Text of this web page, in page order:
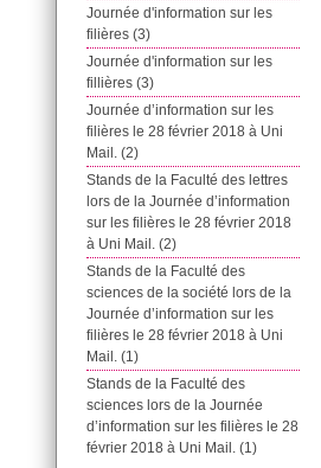
Journée d'information sur les
filières (3)
Journée d'information sur les
fillières (3)
Journée d’information sur les
filières le 28 février 2018 à Uni
Mail. (2)
Stands de la Faculté des lettres
lors de la Journée d’information
sur les filières le 28 février 2018
à Uni Mail. (2)
Stands de la Faculté des
sciences de la société lors de la
Journée d’information sur les
filières le 28 février 2018 à Uni
Mail. (1)
Stands de la Faculté des
sciences lors de la Journée
d’information sur les filières le 28
février 2018 à Uni Mail. (1)